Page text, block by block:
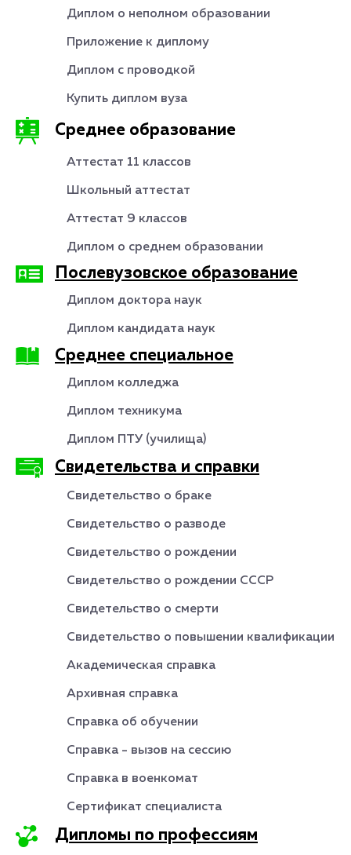
Диплом о неполном образовании
Приложение к диплому
Диплом с проводкой
Купить диплом вуза
Среднее образование
Аттестат 11 классов
Школьный аттестат
Аттестат 9 классов
Диплом о среднем образовании
Послевузовское образование
Диплом доктора наук
Диплом кандидата наук
Среднее специальное
Диплом колледжа
Диплом техникума
Диплом ПТУ (училища)
Свидетельства и справки
Свидетельство о браке
Свидетельство о разводе
Свидетельство о рождении
Свидетельство о рождении СССР
Свидетельство о смерти
Свидетельство о повышении квалификации
Академическая справка
Архивная справка
Справка об обучении
Справка - вызов на сессию
Справка в военкомат
Сертификат специалиста
Дипломы по профессиям